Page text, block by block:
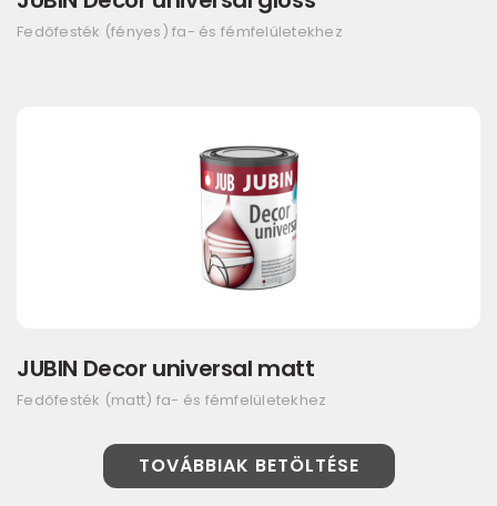
Fedőfesték (fényes) fa- és fémfelületekhez
JUBIN Decor universal matt
Fedőfesték (matt) fa- és fémfelületekhez
TOVÁBBIAK BETÖLTÉSE